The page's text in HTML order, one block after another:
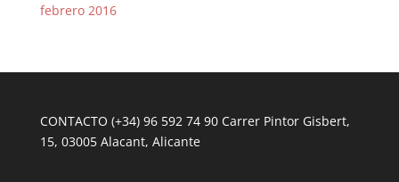
febrero 2016
CONTACTO (+34) 96 592 74 90 Carrer Pintor Gisbert,
15, 03005 Alacant, Alicante